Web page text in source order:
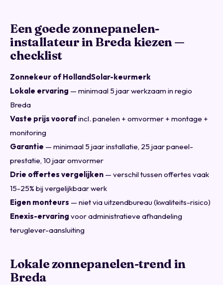
Een goede zonnepanelen-
installateur in Breda kiezen —
checklist
Zonnekeur of HollandSolar-keurmerk
Lokale ervaring — minimaal 5 jaar werkzaam in regio
Breda
Vaste prijs voorafincl. panelen + omvormer + montage +
monitoring
Garantie — minimaal 5 jaar installatie, 25 jaar paneel-
prestatie, 10 jaar omvormer
Drie offertes vergelijken — verschil tussen offertes vaak
15-25% bij vergelijkbaar werk
Eigen monteurs — niet via uitzendbureau (kwaliteits-risico)
Enexis-ervaring voor administratieve afhandeling
teruglever-aansluiting
Lokale zonnepanelen-trend in
Breda